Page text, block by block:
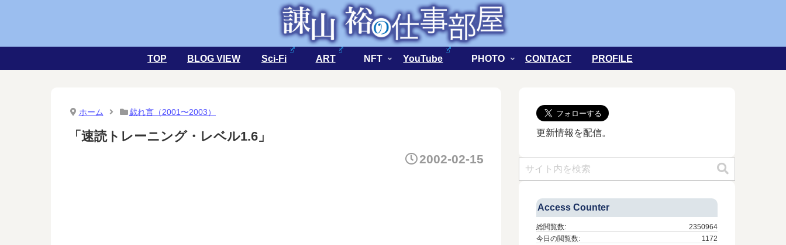
TOP BLOG VIEW Sci-Fi ART NFT YouTube PHOTO CONTACT PROFILE
ホーム 戯れ言（2001〜2003）
「速読トレーニング・レベル1.6」
2002-02-15
更新情報を配信。
Access Counter
2350964
総閲覧数:
1172
今日の閲覧数: